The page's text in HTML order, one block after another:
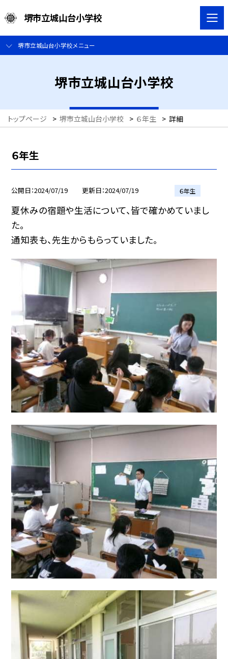
堺市立城山台小学校
堺市立城山台小学校メニュー
堺市立城山台小学校
トップページ > 堺市立城山台小学校 > ６年生 > 詳細
６年生
公開日 2024/07/19 更新日 2024/07/19 ６年生
夏休みの宿題や生活について、皆で確かめていまし
た。
通知表も、先生からもらっていました。